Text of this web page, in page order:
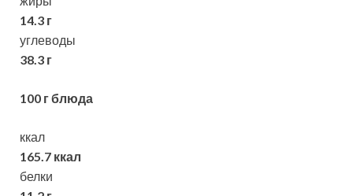
14.3 г
углеводы
38.3 г
100 г блюда
ккал
165.7 ккал
белки